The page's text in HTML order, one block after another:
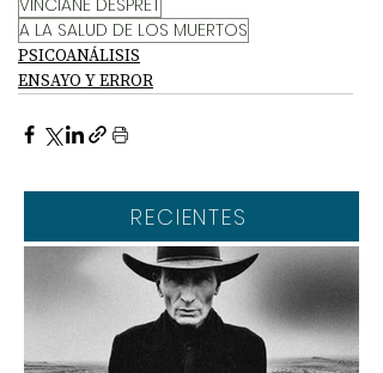
VINCIANE DESPRET
A LA SALUD DE LOS MUERTOS
PSICOANÁLISIS
ENSAYO Y ERROR
RECIENTES